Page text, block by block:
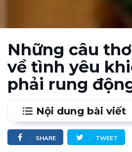
Những câu
về tình yêu
phải rung
Nội dung bài viết
SHARE TWEET